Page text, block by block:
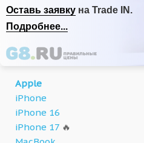
Оставь заявку на Trade IN.
Подробнее...
Apple
iPhone
iPhone 16
iPhone 17 🔥